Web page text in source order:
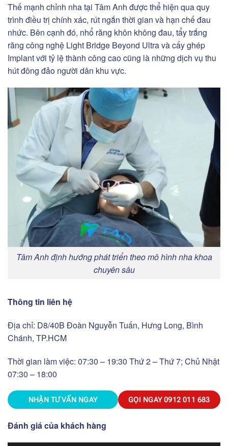
Thế mạnh chỉnh nha tại Tâm Anh được thể hiện qua quy
trình điều trị chính xác, rút ngắn thời gian và hạn chế đau
nhức. Bên cạnh đó, nhổ răng khôn không đau, tẩy trắng
răng công nghệ Light Bridge Beyond Ultra và cấy ghép
Implant với tỷ lệ thành công cao cũng là những dịch vụ thu
hút đông đảo người dân khu vực.
Tâm Anh định hướng phát triển theo mô hình nha khoa
chuyên sâu
Thông tin liên hệ
Địa chỉ: D8/40B Đoàn Nguyễn Tuấn, Hưng Long, Bình
Chánh, TP.HCM
Thời gian làm việc: 07:30 – 19:30 Thứ 2 – Thứ 7; Chủ Nhật
07:30 – 18:00
NHẬN TƯ VẤN NGAY GỌI NGAY0912 011 683
Đánh giá của khách hàng